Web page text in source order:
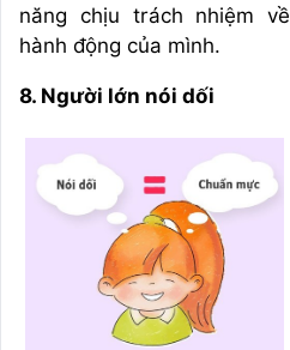
năng chịu trách nhiệm về
hành động của mình.
8. Người lớn nói dối